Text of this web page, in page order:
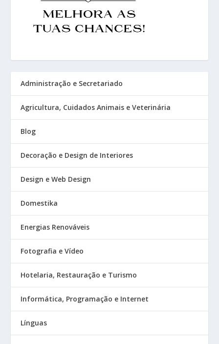
Administração e Secretariado
Agricultura, Cuidados Animais e Veterinária
Blog
Decoração e Design de Interiores
Design e Web Design
Domestika
Energias Renováveis
Fotografia e Vídeo
Hotelaria, Restauração e Turismo
Informática, Programação e Internet
Línguas